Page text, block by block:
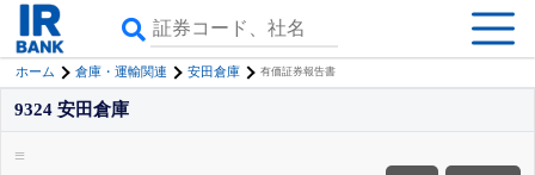
ホーム 倉庫・運輸関連 安田倉庫 有価証券報告書
9324 安田倉庫